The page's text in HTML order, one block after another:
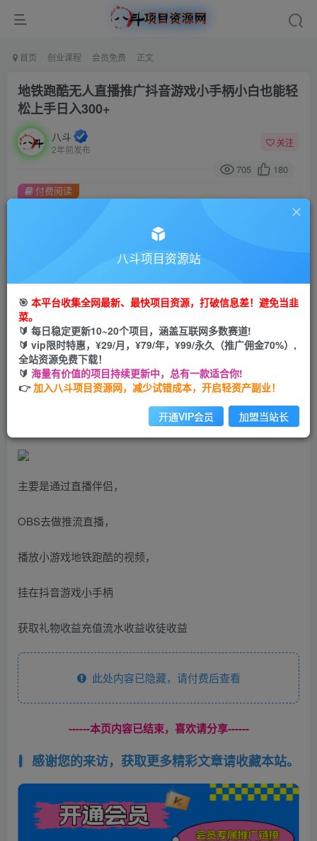
首页 创业课程 会员免费 正文
地铁跑酷无人直播推广抖音游戏小手柄小白也能轻
松上手日入300+
八斗
2年前发布
关注
705 180
此内容为付费阅读，请付费后查看
金币9.9金币99
会员免费
您当前未登录！建议登陆后购买，可保存购买订单
付费阅读
地铁跑酷无人直播推广抖音游戏小手柄小白也能轻松上手日
主要是通过直播伴侣，
OBS去做推流直播，
播放小游戏地铁跑酷的视频，
挂在抖音游戏小手柄
获取礼物收益充值流水收益收徒收益
此处内容已隐藏，请付费后查看
------本页内容已结束，喜欢请分享------
感谢您的来访，获取更多精彩文章请收藏本站。
八斗项目资源站
🎯 本平台收集全网最新、最快项目资源，打破信息差！避免当韭
菜。
🔰 每日稳定更新10~20个项目，涵盖互联网多数赛道!
🔰 vip限时特惠，¥29/月，¥79/年，¥99/永久（推广佣金70%）,
全站资源免费下载！
🔰 海量有价值的项目持续更新中，总有一款适合你!
👉加入八斗项目资源网，减少试错成本，开启轻资产副业！
开通VIP会员 加盟当站长